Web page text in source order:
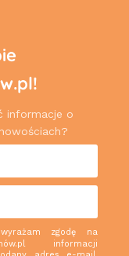
informacje o
zgodę na
informacji